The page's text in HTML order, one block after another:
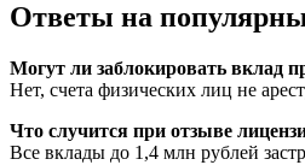
Ответы на
Могут ли заблокировать вклад
Нет, счета физических лиц не
Что случится при отзыве
Все вклады до 1,4 млн рублей